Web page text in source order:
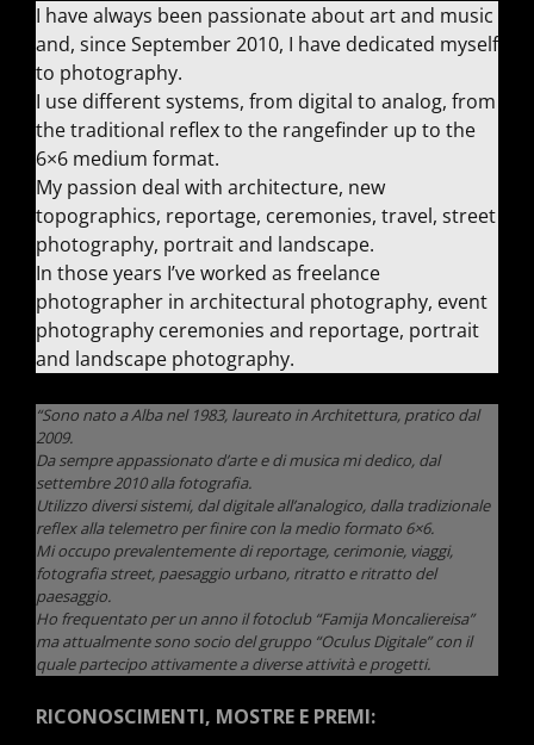
I have always been passionate about art and music
and, since September 2010, I have dedicated myself
to photography.
I use different systems, from digital to analog, from
the traditional reflex to the rangefinder up to the
6×6 medium format.
My passion deal with architecture, new
topographics, reportage, ceremonies, travel, street
photography, portrait and landscape.
In those years I’ve worked as freelance
photographer in architectural photography, event
photography ceremonies and reportage, portrait
and landscape photography.
“Sono nato a Alba nel 1983, laureato in Architettura, pratico dal
2009.
Da sempre appassionato d’arte e di musica mi dedico, dal
settembre 2010 alla fotografia.
Utilizzo diversi sistemi, dal digitale all’analogico, dalla tradizionale
reflex alla telemetro per finire con la medio formato 6×6.
Mi occupo prevalentemente di reportage, cerimonie, viaggi,
fotografia street, paesaggio urbano, ritratto e ritratto del
paesaggio.
Ho frequentato per un anno il fotoclub “Famija Moncaliereisa”
ma attualmente sono socio del gruppo “Oculus Digitale” con il
quale partecipo attivamente a diverse attività e progetti.
RICONOSCIMENTI, MOSTRE E PREMI: